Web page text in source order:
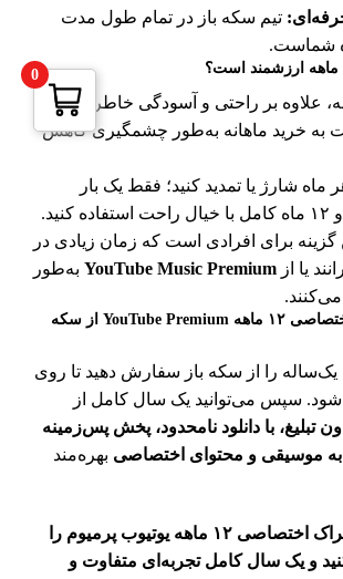
تیم سکه باز در تمام طول مدت
شماست.
علاوه بر راحتی و آسودگی خاطر، هزینه
به خرید ماهانه به‌طور چشمگیری کاهش
ماه شارژ یا تمدید کنید؛ فقط یک بار
گزینه برای افرادی است که زمان زیادی در
یا از YouTube Music Premium به‌طور
🛒 خرید اشتراک اختصاصی ۱۲ ماهه YouTube Premium از سکه
را از سکه باز سفارش دهید تا روی
شود. سپس می‌توانید یک سال کامل از
تبلیغ، با دانلود نامحدود، پخش پس‌زمینه
موسیقی و محتوای اختصاصی بهره‌مند
همین حالا اشتراک اختصاصی ۱۲ ماهه یوتیوب پرمیوم را
و یک سال کامل تجربه‌ای متفاوت و
0